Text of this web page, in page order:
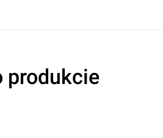
produkcie